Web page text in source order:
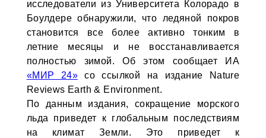
исследователи из Университета Колорадо в
Боулдере обнаружили, что ледяной покров
становится все более активно тонким в
летние месяцы и не восстанавливается
полностью зимой. Об этом сообщает ИА
«МИР 24»со ссылкой на издание Nature
Reviews Earth & Environment.
По данным издания, сокращение морского
льда приведет к глобальным последствиям
на климат Земли. Это приведет к